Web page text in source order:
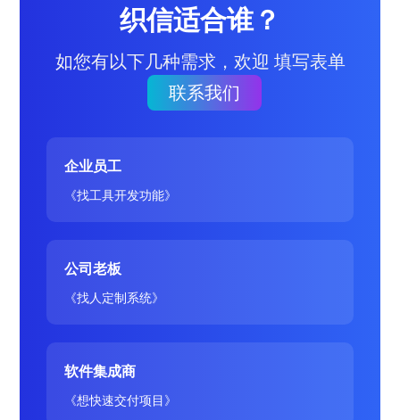
织信适合谁？
如您有以下几种需求，欢迎 填写表单
联系我们
企业员工
《找工具开发功能》
公司老板
《找人定制系统》
软件集成商
《想快速交付项目》